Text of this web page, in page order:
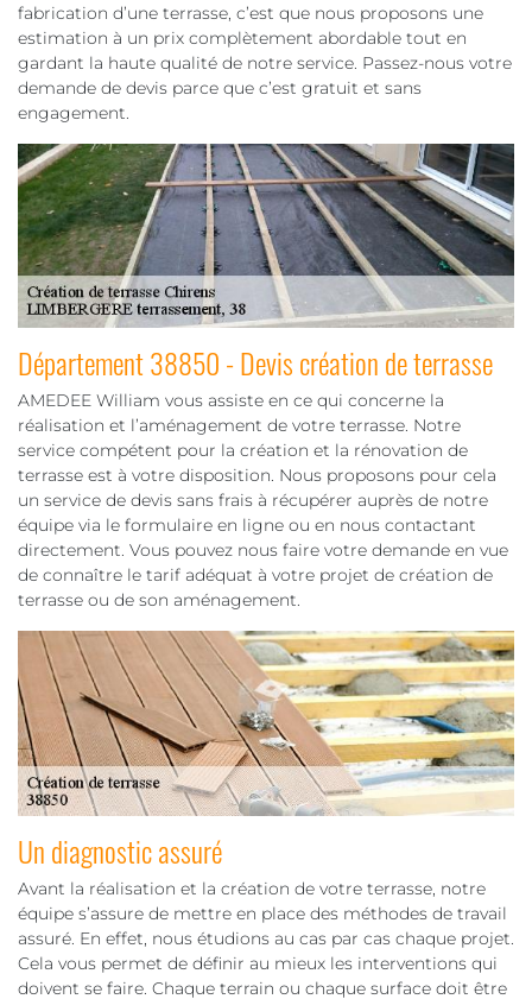
fabrication d’une terrasse, c’est que nous proposons une
estimation à un prix complètement abordable tout en
gardant la haute qualité de notre service. Passez-nous votre
demande de devis parce que c’est gratuit et sans
engagement.
Département 38850 - Devis création de terrasse
AMEDEE William vous assiste en ce qui concerne la
réalisation et l’aménagement de votre terrasse. Notre
service compétent pour la création et la rénovation de
terrasse est à votre disposition. Nous proposons pour cela
un service de devis sans frais à récupérer auprès de notre
équipe via le formulaire en ligne ou en nous contactant
directement. Vous pouvez nous faire votre demande en vue
de connaître le tarif adéquat à votre projet de création de
terrasse ou de son aménagement.
Un diagnostic assuré
Avant la réalisation et la création de votre terrasse, notre
équipe s’assure de mettre en place des méthodes de travail
assuré. En effet, nous étudions au cas par cas chaque projet.
Cela vous permet de définir au mieux les interventions qui
doivent se faire. Chaque terrain ou chaque surface doit être